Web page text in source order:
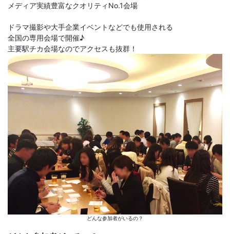
メディア実績豊富なクオリティNo.1会場
ドラマ撮影や大手企業イベントなどでも使用される
全国の専用会場で開催♪
主要駅チカ会場なのでアクセスも抜群！
どんな参加者がいるの？